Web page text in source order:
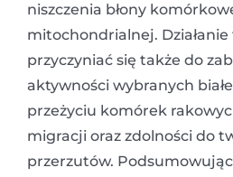
niszczenia błony
mitochondrialnej. Działanie
przyczyniać się także do
aktywności wybranych
przeżyciu komórek
migracji oraz zdolności do
przerzutów.